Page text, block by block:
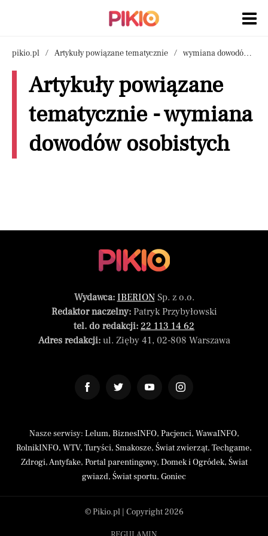
pikio.pl Artykuły powiązane tematycznie wymiana dowodów osobistych
Artykuły powiązane
tematycznie - wymiana
dowodów osobistych
Wydawca: IBERIONSp. z o.o.
Redaktor naczelny:Patryk Przybyłowski
tel. do redakcji: 22 113 14 62
Adres redakcji:ul. Zięby 41, 02-808 Warszawa
Nasze serwisy: Lelum, BiznesINFO, Pacjenci, WawaINFO,
RolnikINFO, WTV, Turyści, Smakosze, Świat zwierząt, Techgame,
Zdrogi,Antyfake, Portal parentingowy, Domek i Ogródek, Świat
gwiazd, Świat sportu, Goniec
© Pikio.pl | Copyright 2026